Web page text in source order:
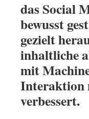
das Social
bewusst
gezielt
inhaltliche
mit
Interaktion
verbessert.